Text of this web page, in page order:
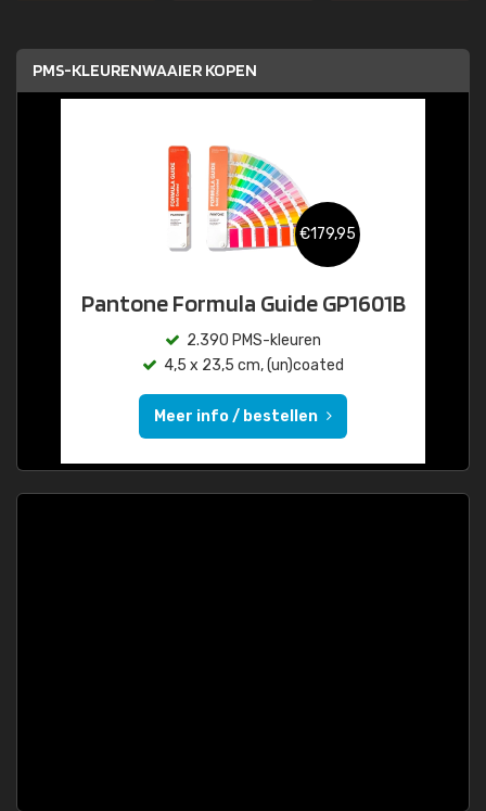
PMS-KLEURENWAAIER KOPEN
€179,95
Pantone Formula Guide GP1601B
2.390 PMS-kleuren
4,5 x 23,5 cm, (un)coated
Meer info / bestellen